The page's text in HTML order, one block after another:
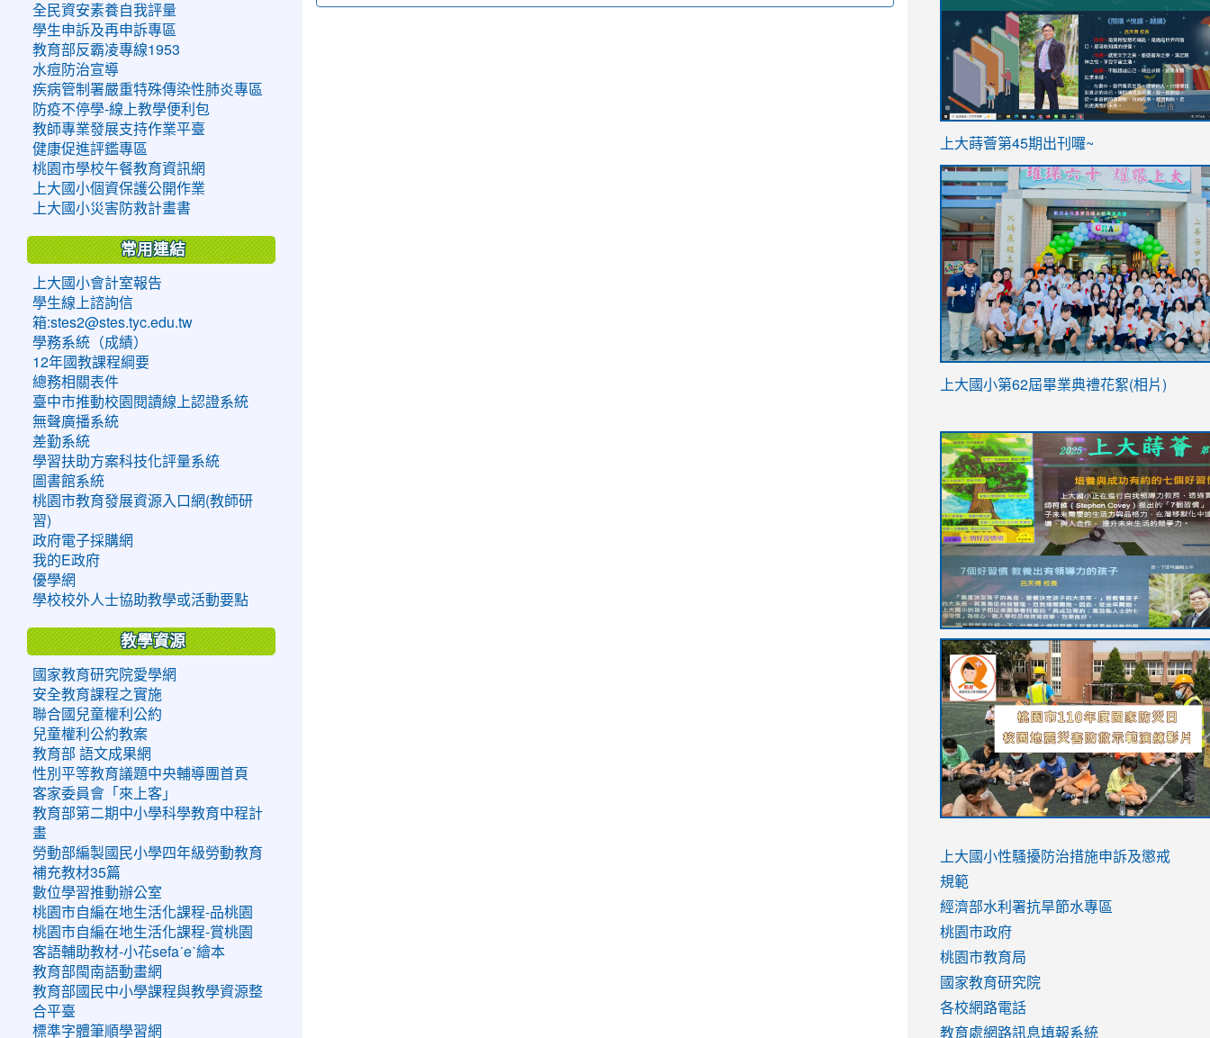
全民資安素養自我評量
學生申訴及再申訴專區
教育部反霸凌專線1953
水痘防治宣導
疾病管制署嚴重特殊傳染性肺炎專區
防疫不停學-線上教學便利包
教師專業發展支持作業平臺
健康促進評鑑專區
桃園市學校午餐教育資訊網
上大國小個資保護公開作業
上大國小災害防救計畫書
常用連結
上大國小會計室報告
學生線上諮詢信
箱:stes2@stes.tyc.edu.tw
學務系統（成績）
12年國教課程綱要
總務相關表件
臺中市推動校園閱讀線上認證系統
無聲廣播系統
差勤系統
學習扶助方案科技化評量系統
圖書館系統
桃園市教育發展資源入口網(教師研
習)
政府電子採購網
我的E政府
優學網
學校校外人士協助教學或活動要點
教學資源
國家教育研究院愛學網
安全教育課程之實施
聯合國兒童權利公約
兒童權利公約教案
教育部 語文成果網
性別平等教育議題中央輔導團首頁
客家委員會「來上客」
教育部第二期中小學科學教育中程計
畫
勞動部編製國民小學四年級勞動教育
補充教材35篇
數位學習推動辦公室
桃園市自編在地生活化課程-品桃園
桃園市自編在地生活化課程-賞桃園
客語輔助教材-小花sefaˊeˋ繪本
教育部閩南語動畫網
教育部國民中小學課程與教學資源整
合平臺
標準字體筆順學習網
ink
https://sites.google.com/stes.tyc.edu.tw/
link
https://sites.google.com/stes.tyc.edu.tw/
上大蒔薈第45期出刊囉~
link
YfDQppRvyMk686kIw6SBbssEIZ6WnT/
usp=sharing
上大國小第62屆畢業典禮花絮(相片)
to
https://drive.google.com/file/d/1I-
YfDQppRvyMk686kIw6SBbssEIZ6WnT/
usp=sharing
to
https://sites.google.com/stes.tyc.edu.tw/
link
to
https://sites.google.com/stes.tyc.edu.tw/
link
to
https://drive.google.com/file/d/
usp=sharing
link
to
https://youtu.be/jJOMVWY3-
8M
link
to
https://drive.google.com/file/d/
usp=sharing
to
https://www.youtube.com/watch?
v=hC_gdZndU9s
to
https://www.youtube.com/watch?
v=hC_gdZndU9s
link
to
https://www.youtube.com/watch?
v=mfpNykQ0g4M
上大國小性騷擾防治措施申訴及懲戒
規範
經濟部水利署抗旱節水專區
桃園市政府
桃園市教育局
國家教育研究院
各校網路電話
教育處網路訊息填報系統